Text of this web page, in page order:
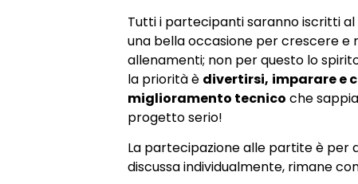
Tutti i partecipanti saranno iscritti
una bella occasione per crescere e
allenamenti; non per questo lo
la priorità è divertirsi, imparare e
miglioramento tecnico che
progetto serio!
La partecipazione alle partite è per
discussa individualmente, rimane